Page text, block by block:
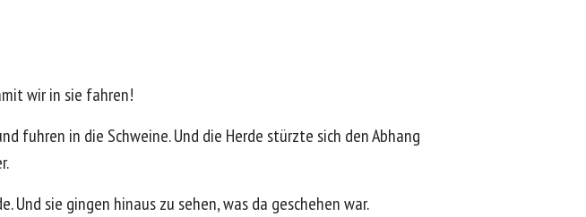
wir in sie fahren!
fuhren in die Schweine. Und die Herde stürzte sich den Abhang
sie gingen hinaus zu sehen, was da geschehen war.